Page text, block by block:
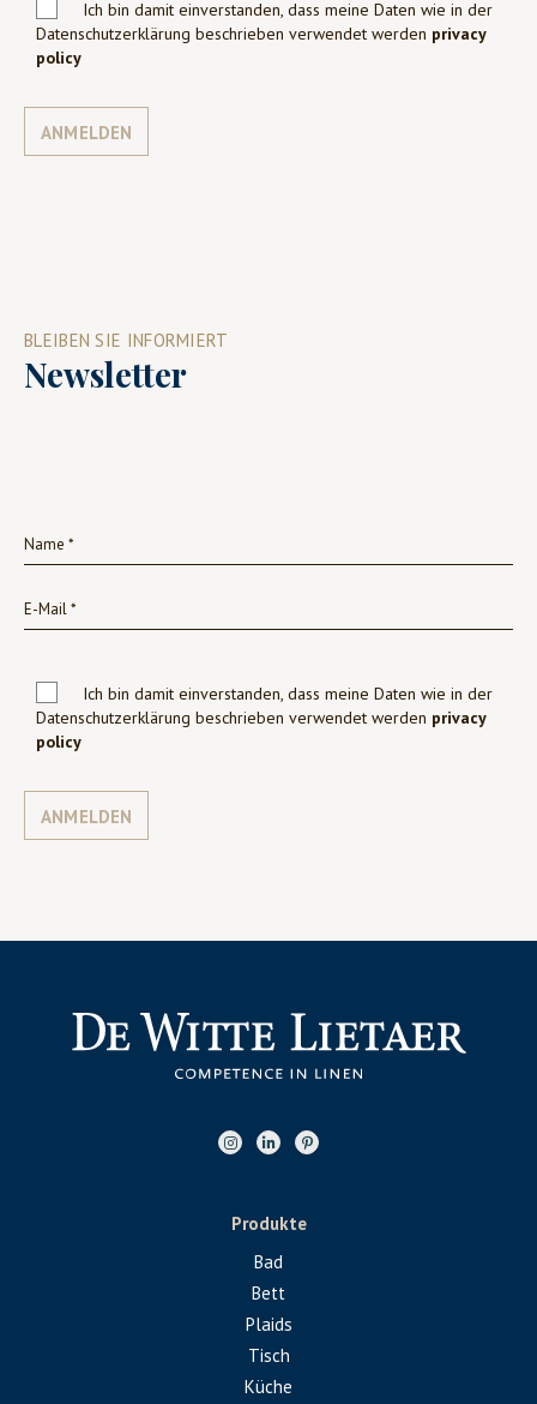
Ich bin damit einverstanden, dass meine Daten wie in der
Datenschutzerklärung beschrieben verwendet werden privacy
policy
ANMELDEN
BLEIBEN SIE INFORMIERT
Newsletter
Ich bin damit einverstanden, dass meine Daten wie in der
Datenschutzerklärung beschrieben verwendet werden privacy
policy
ANMELDEN
Produkte
Bad
Bett
Plaids
Tisch
Küche